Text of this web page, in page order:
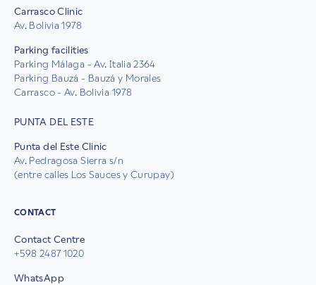
Carrasco Clinic
Av. Bolivia 1978
Parking facilities
Parking Málaga - Av. Italia 2364
Parking Bauzá - Bauzá y Morales
Carrasco - Av. Bolivia 1978
PUNTA DEL ESTE
Punta del Este Clinic
Av. Pedragosa Sierra s/n
(entre calles Los Sauces y Curupay)
CONTACT
Contact Centre
+598 2487 1020
WhatsApp